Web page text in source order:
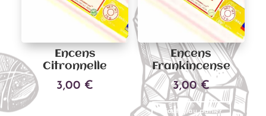
Encens
Citronnelle
3,00 €
Encens
Frankincense
3,00€
Ajouter au panier